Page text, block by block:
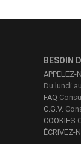
BESOIN
APPELEZ-
Du lundi
FAQ
C.G.V.
COOKIES
ÉCRIVEZ-